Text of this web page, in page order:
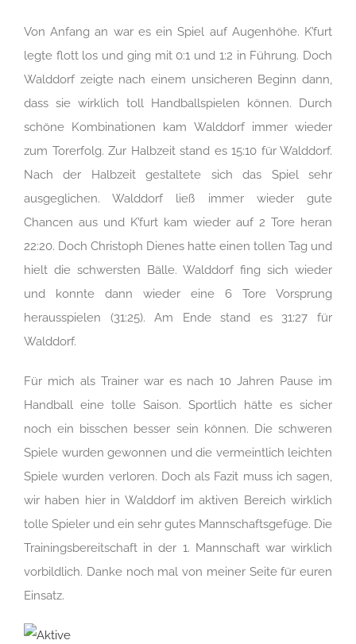
Von Anfang an war es ein Spiel auf Augenhöhe. K’furt
legte flott los und ging mit 0:1 und 1:2 in Führung. Doch
Walddorf zeigte nach einem unsicheren Beginn dann,
dass sie wirklich toll Handballspielen können. Durch
schöne Kombinationen kam Walddorf immer wieder
zum Torerfolg. Zur Halbzeit stand es 15:10 für Walddorf.
Nach der Halbzeit gestaltete sich das Spiel sehr
ausgeglichen. Walddorf ließ immer wieder gute
Chancen aus und K’furt kam wieder auf 2 Tore heran
22:20. Doch Christoph Dienes hatte einen tollen Tag und
hielt die schwersten Bälle. Walddorf fing sich wieder
und konnte dann wieder eine 6 Tore Vorsprung
herausspielen (31:25). Am Ende stand es 31:27 für
Walddorf.
Für mich als Trainer war es nach 10 Jahren Pause im
Handball eine tolle Saison. Sportlich hätte es sicher
noch ein bisschen besser sein können. Die schweren
Spiele wurden gewonnen und die vermeintlich leichten
Spiele wurden verloren. Doch als Fazit muss ich sagen,
wir haben hier in Walddorf im aktiven Bereich wirklich
tolle Spieler und ein sehr gutes Mannschaftsgefüge. Die
Trainingsbereitschaft in der 1. Mannschaft war wirklich
vorbildlich. Danke noch mal von meiner Seite für euren
Einsatz.